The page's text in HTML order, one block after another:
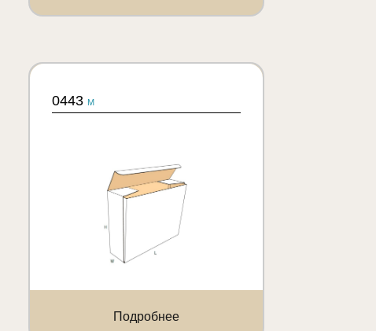
0443 M
Подробнее